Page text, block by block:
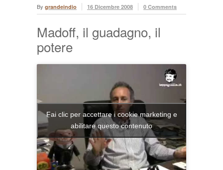
By grandeindio 16 Dicembre 2008 0 Comments
Madoff, il guadagno, il
potere
Fai clic per accettare i cookie marketing e
abilitare questo contenuto